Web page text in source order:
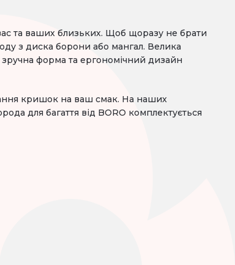
та ваших близьких. Щоб щоразу не брати
з диска борони або мангал. Велика
форма та ергономічний дизайн
кришок на ваш смак. На наших
для багаття від BORO комплектується